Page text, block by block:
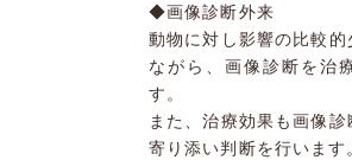
◆画像診断外来
動物に対し影響の比較的
ながら、画像診断を治
す。
また、治療効果も画像
寄り添い判断を行います